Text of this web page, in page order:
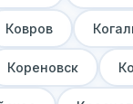
Ковров
Кореновск